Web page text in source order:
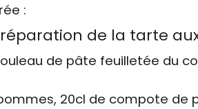
:
de la tarte
de pâte feuilletée du
20cl de compote de